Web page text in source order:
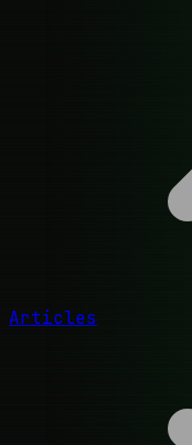
Articles